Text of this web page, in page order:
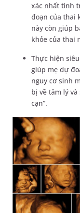
xác nhất tình
đoạn của thai
này còn giúp
khỏe của thai
Thực hiện
giúp mẹ dự
nguy cơ sinh
bị về tâm lý
cạn”.